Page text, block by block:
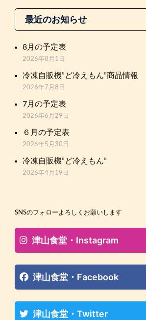
最近のお知らせ
8月の予定表
2026年8月1日
冷凍自販機”ど冷えもん”商品情報
2026年7月8日
7月の予定表
2026年6月29日
６月の予定表
2026年5月30日
冷凍自販機”ど冷えもん”
2026年4月19日
SNSのフォローよろしくお願いします
津山食堂・Instagram
津山食堂・Facebook
津山食堂・Twitter